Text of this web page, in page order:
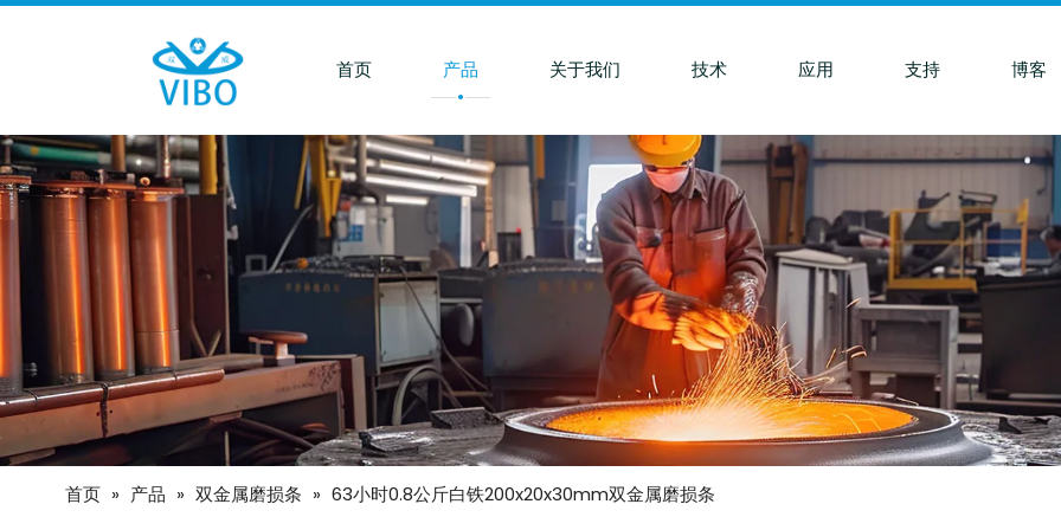
首页 产品 关于我们 技术 应用 支持 博客
首页 » 产品 » 双金属磨损条 » 63小时0.8公斤白铁200x20x30mm双金属磨损条